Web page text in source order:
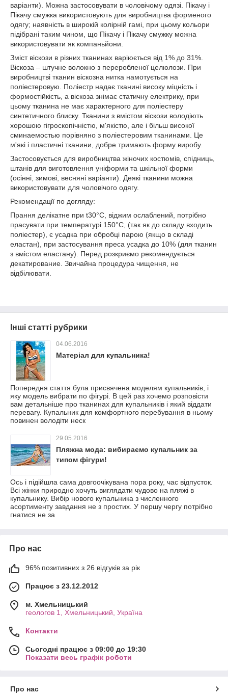
варіанти). Можна застосовувати в чоловічому одязі. Пікачу і
Пікачу смужка використовують для виробництва форменого
одягу; наявність в широкій колірній гамі, при цьому кольори
підібрані таким чином, що Пікачу і Пікачу смужку можна
використовувати як компаньйони.
Зміст віскози в різних тканинах варіюється від 1% до 31%.
Віскоза – штучне волокно з переробленої целюлози. При
виробництві тканин віскозна нитка намотується на
поліестеровую. Поліестр надає тканині високу міцність і
формостійкість, а віскоза знімає статичну електрику, при
цьому тканина не має характерного для поліестеру
синтетичного блиску. Тканини з вмістом віскози володіють
хорошою гігроскопічністю, м'якістю, але і більш високої
сминаемостью порівняно з поліестеровим тканинами. Це
м'які і пластичні тканини, добре тримають форму виробу.
Застосовується для виробництва жіночих костюмів, спідниць,
штанів для виготовлення уніформи та шкільної форми
(осінні, зимові, весняні варіанти). Деякі тканини можна
використовувати для чоловічого одягу.
Рекомендації по догляду:
Прання делікатне при t30°С, віджим ослаблений, потрібно
прасувати при температурі 150°С, (так як до складу входить
поліестер), є усадка при обробці парою (якщо в складі
еластан), при застосування преса усадка до 10% (для тканин
з вмістом еластану). Перед розкриємо рекомендується
декатирование. Звичайна процедура чищення, не
відбілювати.
Інші статті рубрики
04.06.2016
Матеріал для купальника!
Попередня стаття була присвячена моделям купальників, і
яку модель вибрати по фігурі. В цей раз хочемо розповісти
вам детальніше про тканинах для купальників і який віддати
перевагу. Купальник для комфортного перебування в ньому
повинен володіти неск
29.05.2016
Пляжна мода: вибираємо купальник за
типом фігури!
Ось і підійшла сама довгоочікувана пора року, час відпусток.
Всі жінки природно хочуть виглядати чудово на пляжі в
купальнику. Вибір нового купальника з численного
асортименту завдання не з простих. У першу чергу потрібно
гнатися не за
Про нас
96% позитивних з 26 відгуків за рік
Працює з 23.12.2012
м. Хмельницький
геологов 1, Хмельницький, Україна
Контакти
Сьогодні працює з 09:00 до 19:30
Показати весь графік роботи
Про нас